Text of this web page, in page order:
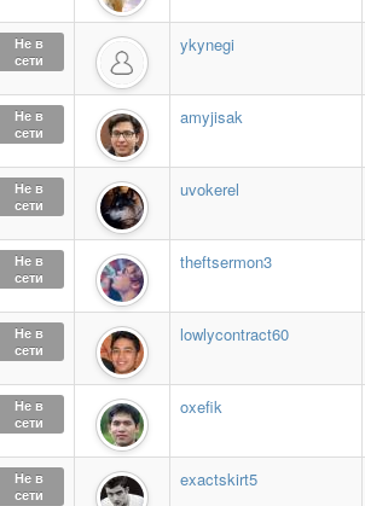
Не в
сети
ykynegi
Не в
сети
amyjisak
Не в
сети
uvokerel
Не в
сети
theftsermon3
Не в
сети
lowlycontract60
Не в
сети
oxefik
Не в
сети
exactskirt5